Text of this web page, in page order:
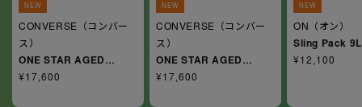
NEW
CONVERSE（コンバー
ス）
ONE STAR AGED
SUEDE AG
通
¥17,600
NEW
CONVERSE（コンバー
ス）
ONE STAR AGED
SUEDE AG
通
¥17,600
NEW
ON（オン）
Sling Pack 9L
通
¥12,100